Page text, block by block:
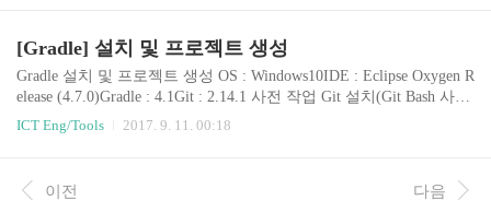
전까지 import할 수 없었던 gradle 프로젝트를 드디어 이클립스와 연
동할 수 있다.
[Gradle] 설치 및 프로젝트 생성
Gradle 설치 및 프로젝트 생성 OS : Windows10IDE : Eclipse Oxygen R
elease (4.7.0)Gradle : 4.1Git : 2.14.1 사전 작업 Git 설치(Git Bash 사용,
Windows PowerShell 사용해도 무방) Gradle 설치 https://gradle.org/rele
ases 방문 Gradle latest version 다운 설치를 원하는 위치에서 압축 해
고급 탭의 "환경 변수(N)"로 진입 시스템 변수 -> 새로 만들기 -> 변
수 이름 : GRADLE_HOME -> 변수 값 : gradle root 위치 -> 생성 시스
ICT Eng/Tools 2017. 9. 11. 00:18
이전 다음